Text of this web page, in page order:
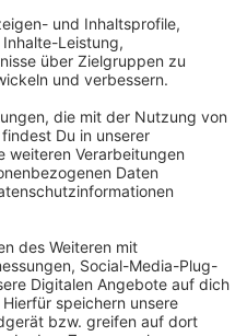
viermal in Schleiden
Oberhausen auf dem
Uhr in der Kernstadt auf
und am Abend noch
dem Marienplatz.
will der Kreis
erreichen, die in den
und aktuell keine Zeit
Impfzentrum nach